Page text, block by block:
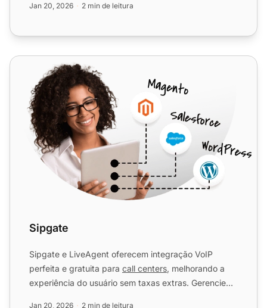
Jan 20, 2026 2 min de leitura
Sipgate
Sipgate
Sipgate e LiveAgent oferecem integração VoIP
perfeita e gratuita para call centers, melhorando a
experiência do usuário sem taxas extras. Gerencie
Jan 20, 2026 2 min de leitura